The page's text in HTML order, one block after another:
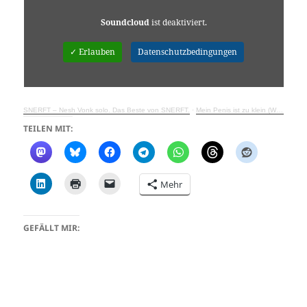
Soundcloudist deaktiviert.
✓ Erlauben Datenschutzbedingungen
SNERFT – Nesh Vonk solo. Das Beste von SNERFT. · Mein Penis ist zu klein (Weil ich mein Ding nur mit der Lupe seh, wähl ich AFD)
TEILEN MIT:
Mehr
GEFÄLLT MIR: